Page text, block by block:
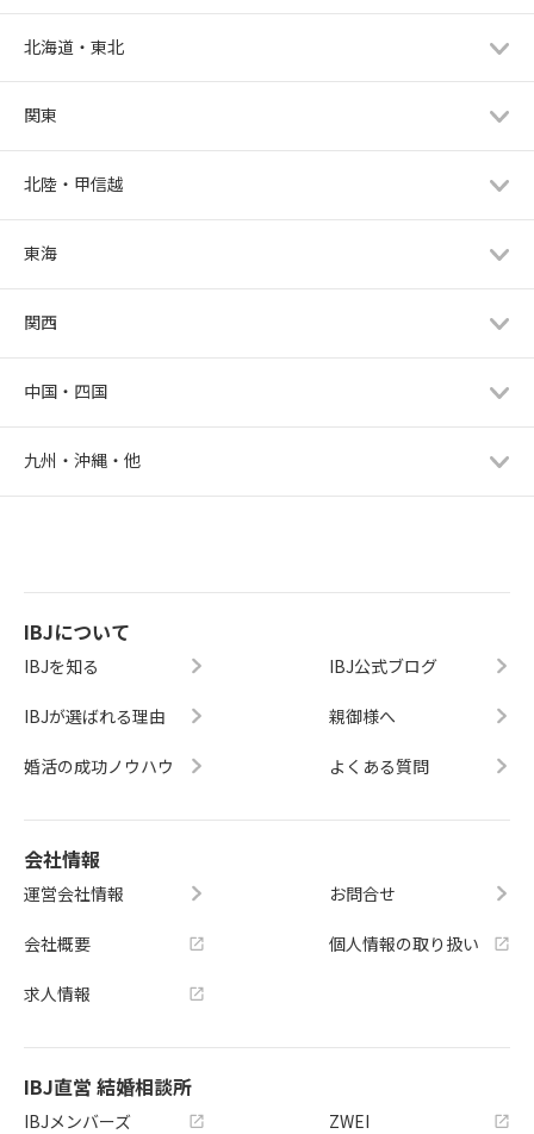
北海道・東北
関東
北陸・甲信越
東海
関西
中国・四国
九州・沖縄・他
IBJについて
IBJを知る
IBJが選ばれる理由
婚活の成功ノウハウ
IBJ公式ブログ
親御様へ
よくある質問
会社情報
運営会社情報
会社概要
求人情報
お問合せ
個人情報の取り扱い
IBJ直営 結婚相談所
IBJメンバーズ ZWEI